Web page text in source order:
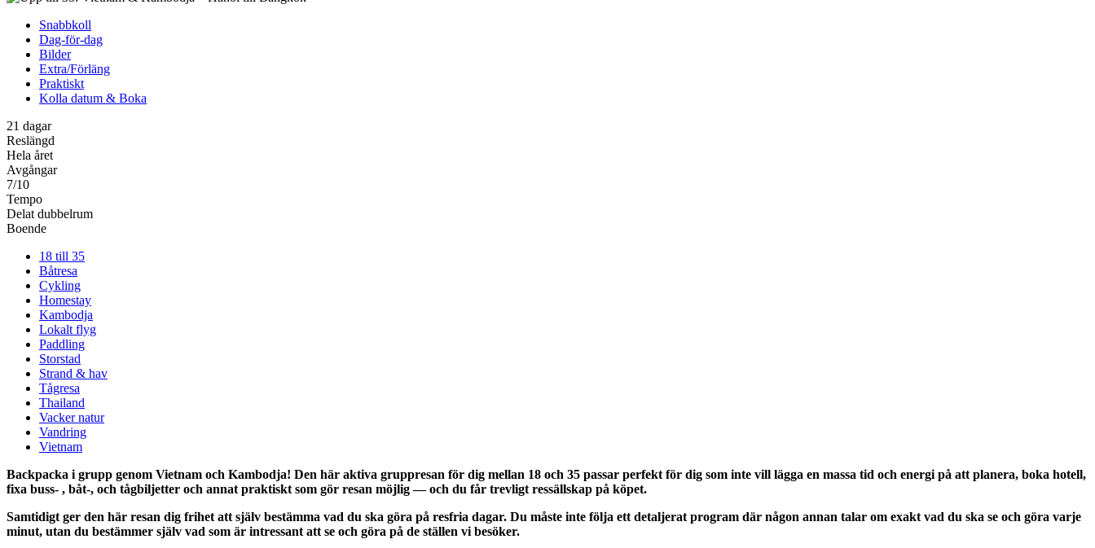
Snabbkoll
Dag-för-dag
Bilder
Extra/Förläng
Praktiskt
Kolla datum & Boka
21 dagar
Reslängd
Hela året
Avgångar
7/10
Tempo
Delat dubbelrum
Boende
18 till 35
Båtresa
Cykling
Homestay
Kambodja
Lokalt flyg
Paddling
Storstad
Strand & hav
Tågresa
Thailand
Vacker natur
Vandring
Vietnam
Backpacka i grupp genom Vietnam och Kambodja! Den här aktiva gruppresan för dig mellan 18 och 35 passar perfekt för dig som inte vill lägga en massa tid och energi på att planera, boka hotell,
fixa buss- , båt-, och tågbiljetter och annat praktiskt som gör resan möjlig — och du får trevligt ressällskap på köpet.
Samtidigt ger den här resan dig frihet att själv bestämma vad du ska göra på resfria dagar. Du måste inte följa ett detaljerat program där någon annan talar om exakt vad du ska se och göra varje
minut, utan du bestämmer själv vad som är intressant att se och göra på de ställen vi besöker.